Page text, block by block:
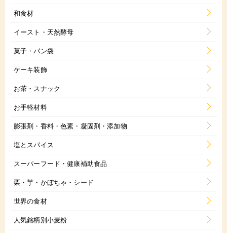
和食材
イースト・天然酵母
菓子・パン袋
ケーキ装飾
お茶・スナック
お手軽材料
膨張剤・香料・色素・凝固剤・添加物
塩とスパイス
スーパーフード・健康補助食品
栗・芋・かぼちゃ・シード
世界の食材
人気銘柄別小麦粉